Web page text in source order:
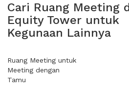
Cari Ruang Meeting
Equity Tower untuk
Kegunaan Lainnya
Ruang Meeting untuk
Meeting dengan
Tamu